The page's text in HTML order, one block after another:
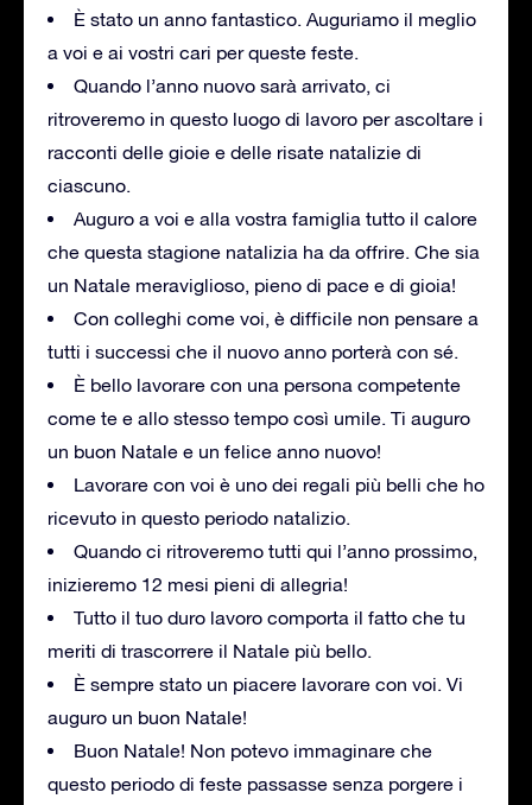
È stato un anno fantastico. Auguriamo il meglio
a voi e ai vostri cari per queste feste.
Quando l’anno nuovo sarà arrivato, ci
ritroveremo in questo luogo di lavoro per ascoltare i
racconti delle gioie e delle risate natalizie di
ciascuno.
Auguro a voi e alla vostra famiglia tutto il calore
che questa stagione natalizia ha da offrire. Che sia
un Natale meraviglioso, pieno di pace e di gioia!
Con colleghi come voi, è difficile non pensare a
tutti i successi che il nuovo anno porterà con sé.
È bello lavorare con una persona competente
come te e allo stesso tempo così umile. Ti auguro
un buon Natale e un felice anno nuovo!
Lavorare con voi è uno dei regali più belli che ho
ricevuto in questo periodo natalizio.
Quando ci ritroveremo tutti qui l’anno prossimo,
inizieremo 12 mesi pieni di allegria!
Tutto il tuo duro lavoro comporta il fatto che tu
meriti di trascorrere il Natale più bello.
È sempre stato un piacere lavorare con voi. Vi
auguro un buon Natale!
Buon Natale! Non potevo immaginare che
questo periodo di feste passasse senza porgere i